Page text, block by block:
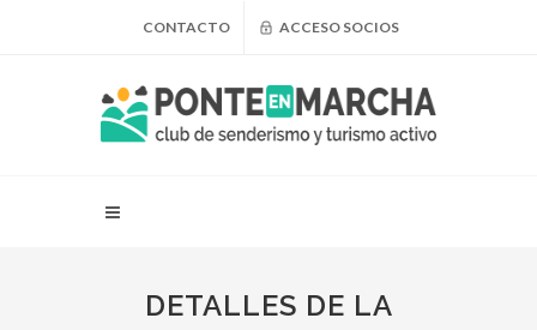
CONTACTO ACCESO SOCIOS
DETALLES DE LA